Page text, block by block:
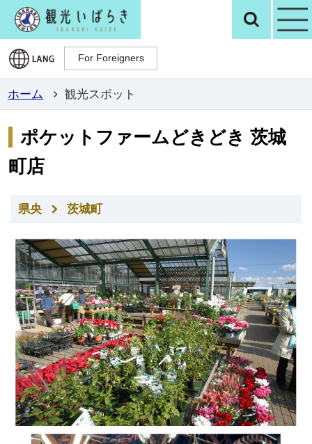
観光いばらき検
For Foreigners
For Foreigners
ホーム 観光スポット
ポケットファームどきどき 茨城
町店
県央 茨城町